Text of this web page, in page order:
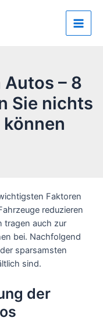
Main
– 8
Sie nichts
Faktoren
reduzieren
tragen auch zur
bei. Nachfolgend
sparsamsten
sind.
der